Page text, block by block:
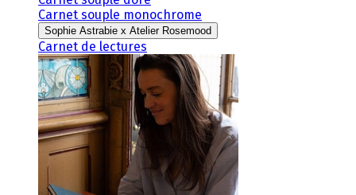
Carnet souple monochrome
Sophie Astrabie x Atelier Rosemood
Carnet de lectures